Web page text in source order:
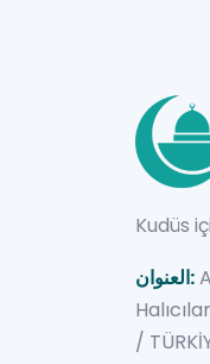
Kudüs
العنوان:
/